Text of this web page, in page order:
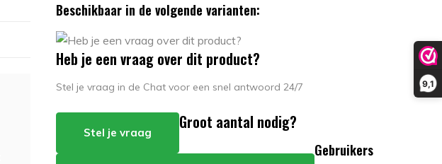
9,1
Beschikbaar in de volgende varianten:
Heb je een vraag over dit product?
Stel je vraag in de Chat voor een snel antwoord 24/7
Stel je vraag
Groot aantal nodig?
Gebruikers